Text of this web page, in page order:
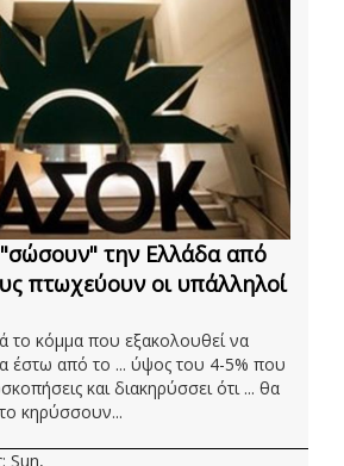
την Ελλάδα από
πτωχεύουν οι υπάλληλοί
το κόμμα που εξακολουθεί να
έστω από το ... ύψος του 4-5% που
και διακηρύσσει ότι ... θα
κηρύσσουν...
Sun,